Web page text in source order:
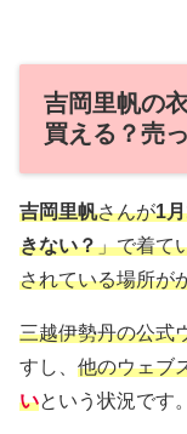
吉岡里帆の
買える？売
吉岡里帆さんが1
きない？」で着て
されている場所が
三越伊勢丹の公式
すし、 他のウェブ
いという状況です。